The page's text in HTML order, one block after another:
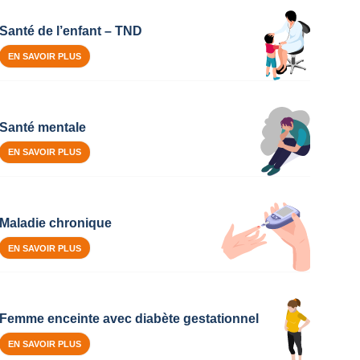
Santé de l’enfant – TND
EN SAVOIR PLUS
Santé mentale
EN SAVOIR PLUS
Maladie chronique
EN SAVOIR PLUS
Femme enceinte avec diabète gestationnel
EN SAVOIR PLUS